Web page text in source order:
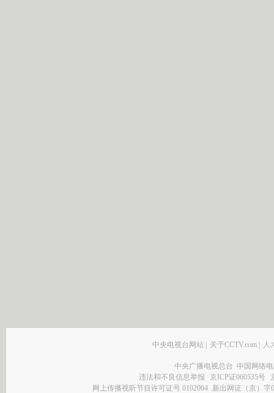
中央电视台网站 关于CCTV.com 人
中央广播电视总台 中国网络
违法和不良信息举报
京ICP证060535号
网上传播视听节目许可证号 0102004 新出网证（京）